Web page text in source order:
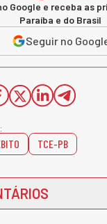
Google e receba as
Paraíba e do Brasil
Seguir no
TCE-PB